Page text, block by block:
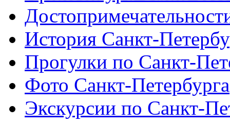
История Санкт-
Прогулки по Санкт-
Фото Санкт-Петербурга
Экскурсии по Санкт-